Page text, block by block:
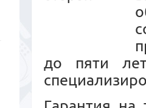
до пяти